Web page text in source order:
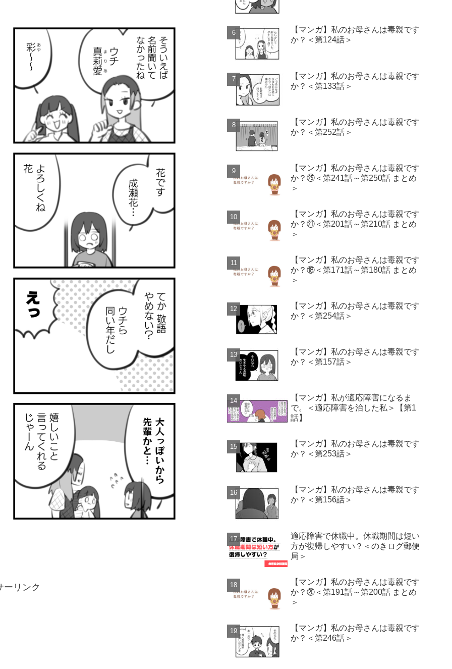
ーリンク
【マンガ】私のお母さんは毒親です
か？＜第124話＞
【マンガ】私のお母さんは毒親です
か？＜第133話＞
【マンガ】私のお母さんは毒親です
か？＜第252話＞
【マンガ】私のお母さんは毒親です
か？㉕＜第241話～第250話 まとめ
＞
【マンガ】私のお母さんは毒親です
か？㉑＜第201話～第210話 まとめ
＞
【マンガ】私のお母さんは毒親です
か？⑱＜第171話～第180話 まとめ
＞
【マンガ】私のお母さんは毒親です
か？＜第254話＞
【マンガ】私のお母さんは毒親です
か？＜第157話＞
【マンガ】私が適応障害になるま
で。＜適応障害を治した私＞【第1
話】
【マンガ】私のお母さんは毒親です
か？＜第253話＞
【マンガ】私のお母さんは毒親です
か？＜第156話＞
適応障害で休職中。休職期間は短い
方が復帰しやすい？＜のきログ郵便
局＞
【マンガ】私のお母さんは毒親です
か？⑳＜第191話～第200話 まとめ
＞
【マンガ】私のお母さんは毒親です
か？＜第246話＞